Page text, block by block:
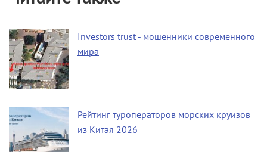
Investors trust - мошенники современного
мира
Рейтинг туроператоров морских круизов
из Китая 2026